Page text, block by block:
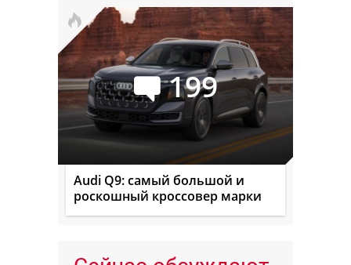
199
Audi Q9: самый большой и
роскошный кроссовер марки